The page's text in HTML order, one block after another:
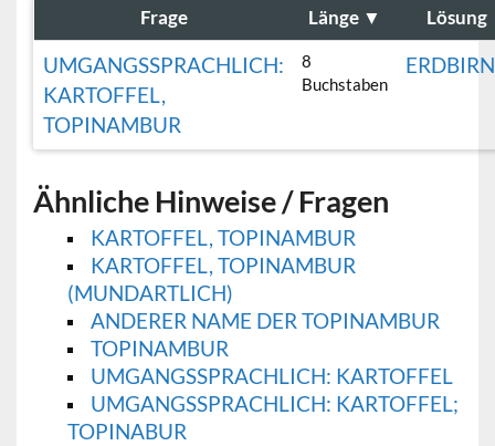
Frage Länge ▼ Lösung
UMGANGSSPRACHLICH:
KARTOFFEL,
TOPINAMBUR
8
Buchstaben
Ähnliche Hinweise / Fragen
KARTOFFEL, TOPINAMBUR
KARTOFFEL, TOPINAMBUR
(MUNDARTLICH)
ANDERER NAME DER TOPINAMBUR
TOPINAMBUR
UMGANGSSPRACHLICH: KARTOFFEL
UMGANGSSPRACHLICH: KARTOFFEL;
TOPINABUR